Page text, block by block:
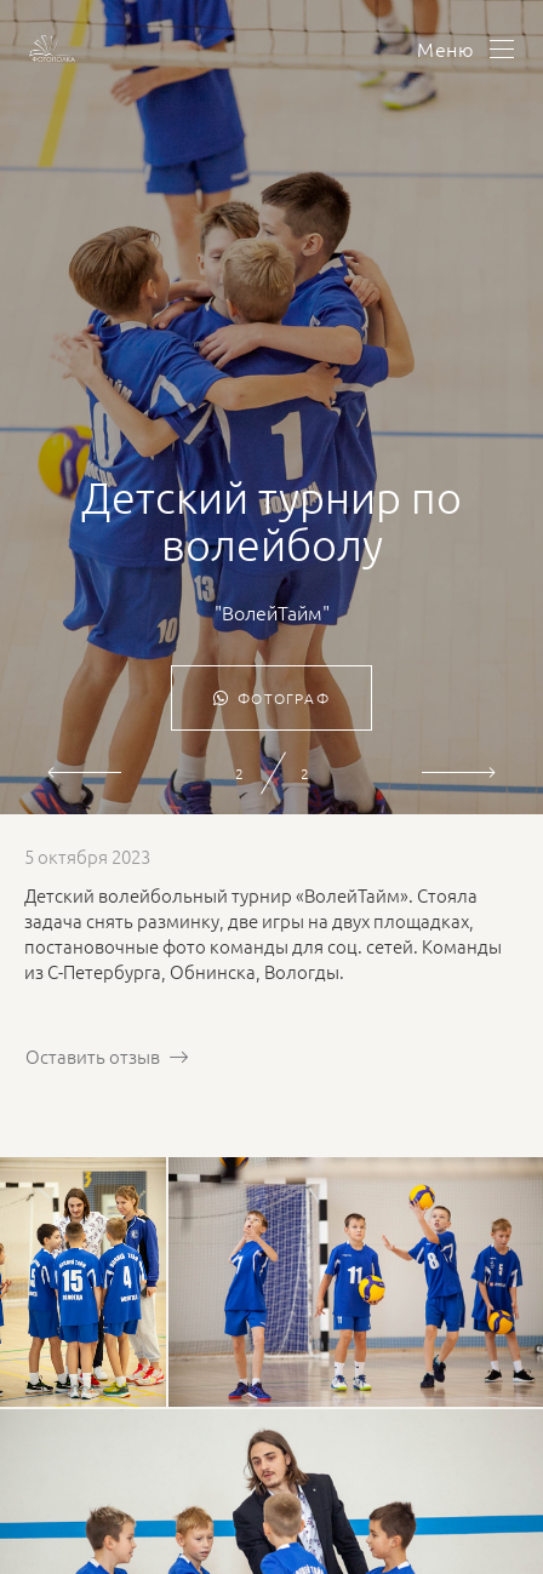
Меню
Детский турнир по
волейболу
"ВолейТайм"
ФОТОГРАФ
2 2
5 октября 2023
Детский волейбольный турнир «ВолейТайм». Стояла
задача снять разминку, две игры на двух площадках,
постановочные фото команды для соц. сетей. Команды
из С-Петербурга, Обнинска, Вологды.
Оставить отзыв